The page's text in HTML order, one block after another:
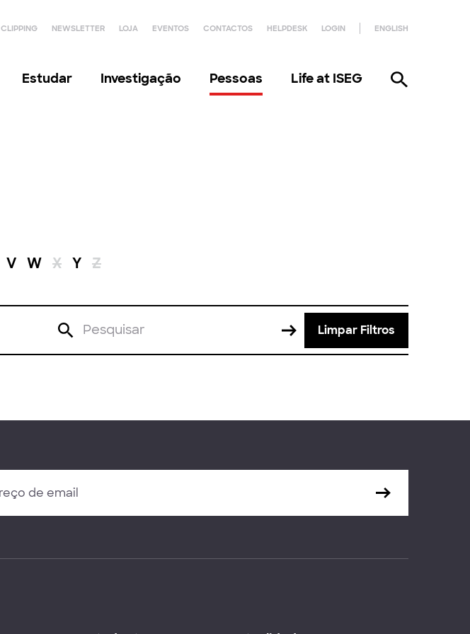
CLIPPING NEWSLETTER LOJA EVENTOS CONTACTOS HELPDESK LOGIN ENGLISH
Estudar Investigação Pessoas Life at ISEG
V W X Y Z
Limpar Filtros